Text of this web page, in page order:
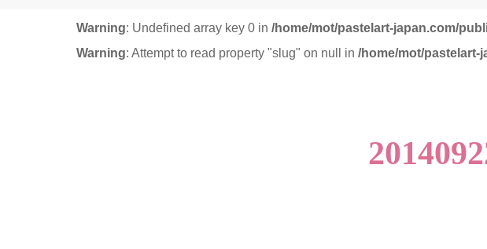
Warning: Undefined array key 0 in /home/mot/pastelart-japan.com/
Warning: Attempt to read property "slug" on null in /home/mot/pastelart-